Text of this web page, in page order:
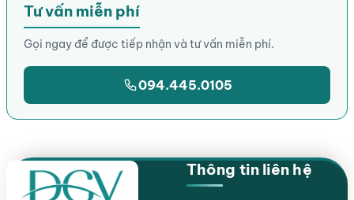
Tư vấn miễn phí
Gọi ngay để được tiếp nhận và tư vấn miễn phí.
094.445.0105
Thông tin liên hệ